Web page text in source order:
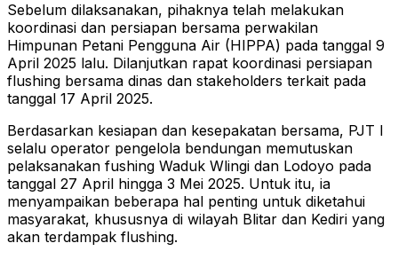
Sebelum dilaksanakan, pihaknya telah melakukan
koordinasi dan persiapan bersama perwakilan
Himpunan Petani Pengguna Air (HIPPA) pada tanggal 9
April 2025 lalu. Dilanjutkan rapat koordinasi persiapan
flushing bersama dinas dan stakeholders terkait pada
tanggal 17 April 2025.
Berdasarkan kesiapan dan kesepakatan bersama, PJT I
selalu operator pengelola bendungan memutuskan
pelaksanakan fushing Waduk Wlingi dan Lodoyo pada
tanggal 27 April hingga 3 Mei 2025. Untuk itu, ia
menyampaikan beberapa hal penting untuk diketahui
masyarakat, khususnya di wilayah Blitar dan Kediri yang
akan terdampak flushing.